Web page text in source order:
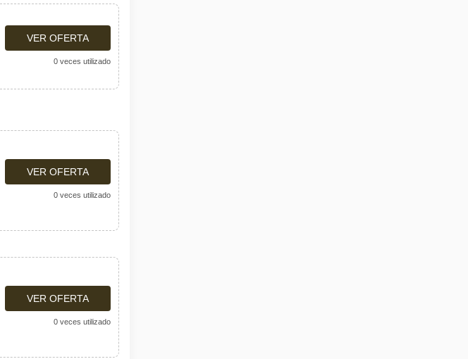
VER OFERTA
0 veces utilizado
VER OFERTA
0 veces utilizado
VER OFERTA
0 veces utilizado